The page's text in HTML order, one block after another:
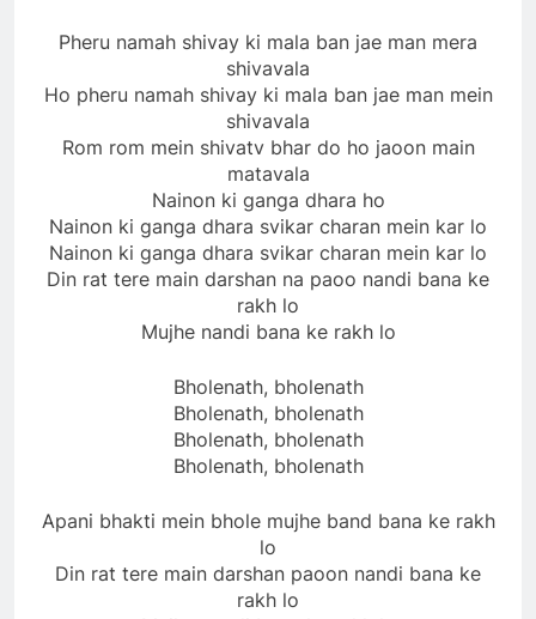
Pheru namah shivay ki mala ban jae man mera
shivavala
Ho pheru namah shivay ki mala ban jae man mein
shivavala
Rom rom mein shivatv bhar do ho jaoon main
matavala
Nainon ki ganga dhara ho
Nainon ki ganga dhara svikar charan mein kar lo
Nainon ki ganga dhara svikar charan mein kar lo
Din rat tere main darshan na paoo nandi bana ke
rakh lo
Mujhe nandi bana ke rakh lo
Bholenath, bholenath
Bholenath, bholenath
Bholenath, bholenath
Bholenath, bholenath
Apani bhakti mein bhole mujhe band bana ke rakh
lo
Din rat tere main darshan paoon nandi bana ke
rakh lo